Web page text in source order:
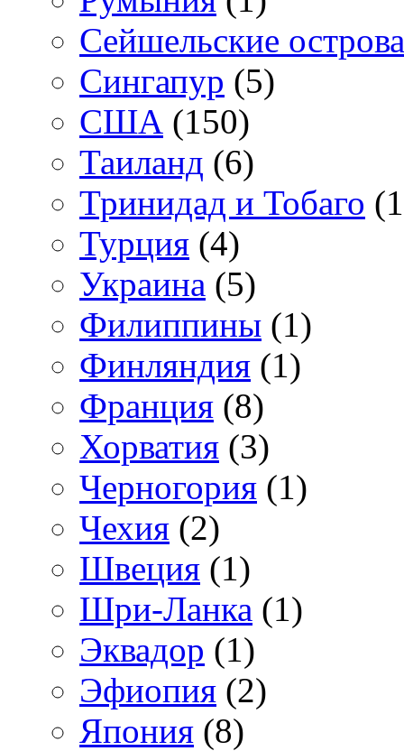
Сейшельские острова
Сингапур (5)
США (150)
Таиланд (6)
Тринидад и Тобаго
Турция (4)
Украина (5)
Филиппины (1)
Финляндия (1)
Франция (8)
Хорватия (3)
Черногория (1)
Чехия (2)
Швеция (1)
Шри-Ланка (1)
Эквадор (1)
Эфиопия (2)
Япония (8)